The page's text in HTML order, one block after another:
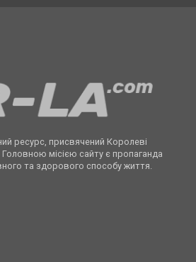
ресурс, присвячений Королеві
Головною місією сайту є пропаганда
та здорового способу життя.